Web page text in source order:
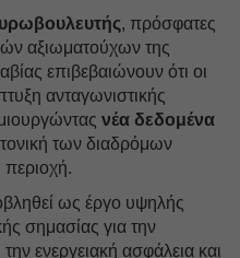
, πρόσφατες
αξιωματούχων της
επιβεβαιώνουν ότι οι
ανταγωνιστικής
νέα δεδομένα
των διαδρόμων
περιοχή.
ως έργο υψηλής
σημασίας για την
ενεργειακή ασφάλεια και